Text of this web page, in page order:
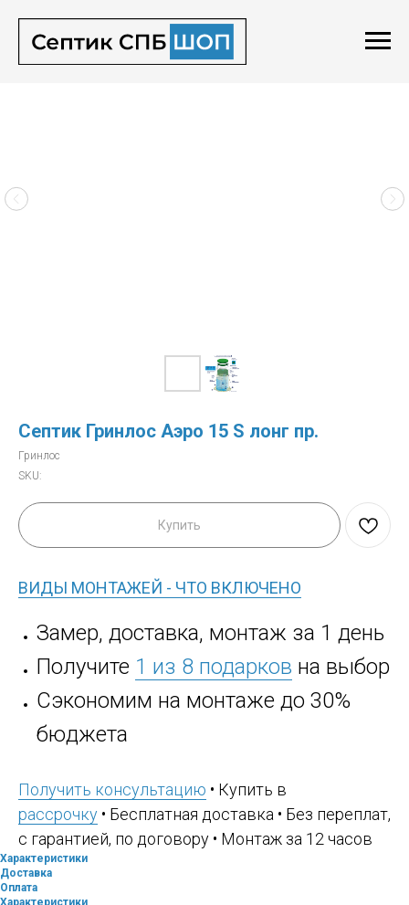
Септик Гринлос Аэро 15 S лонг пр.
Гринлос
SKU:
Купить
ВИДЫ МОНТАЖЕЙ - ЧТО ВКЛЮЧЕНО
Замер, доставка, монтаж за 1 день
Получите 1 из 8 подарков на выбор
Сэкономим на монтаже до 30%
бюджета
Получить консультацию • Купить в
рассрочку • Бесплатная доставка • Без переплат,
с гарантией, по договору • Монтаж за 12 часов
Характеристики
Доставка
Оплата
Характеристики